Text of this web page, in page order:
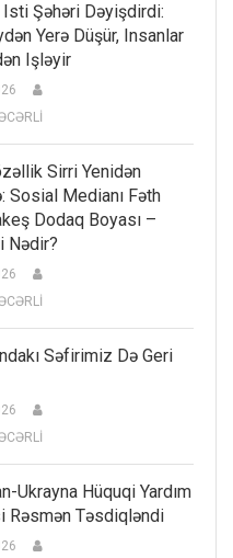
Şəhəri Dəyişdirdi:
Yerə Düşür, Insanlar
Işləyir
Sirri Yenidən
Sosial Medianı Fəth
Dodaq Boyası –
Nədir?
Səfirimiz Də Geri
Ukrayna Hüquqi Yardım
Rəsmən Təsdiqləndi